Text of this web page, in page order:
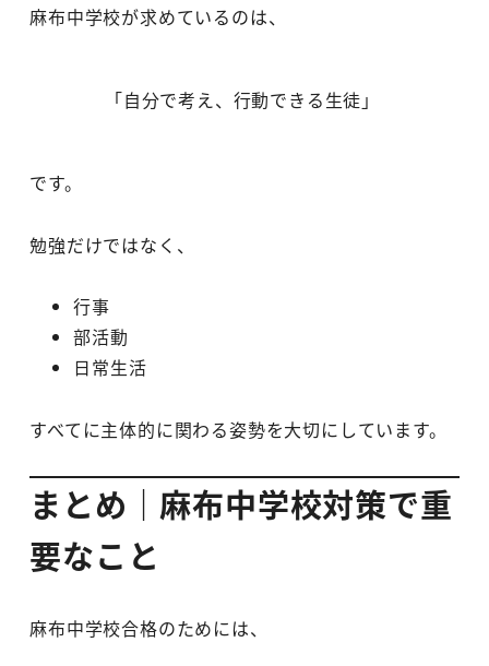
麻布中学校が求めているのは、
「自分で考え、行動できる生徒」
です。
勉強だけではなく、
行事
部活動
日常生活
すべてに主体的に関わる姿勢を大切にしています。
まとめ｜麻布中学校対策で重
要なこと
麻布中学校合格のためには、